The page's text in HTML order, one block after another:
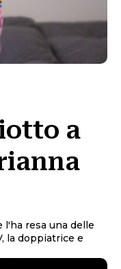
a
l'ha resa una delle
la doppiatrice e